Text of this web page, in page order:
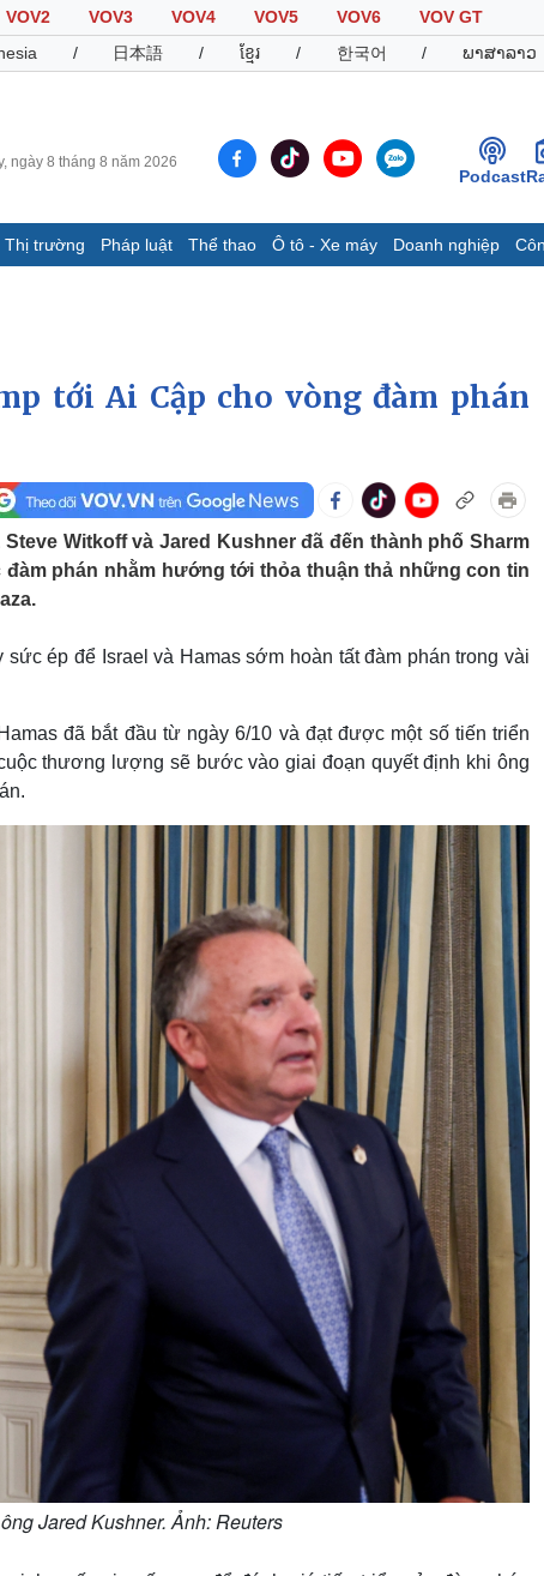
VOV2 VOV3 VOV4 VOV5 VOV6
VOV GT
/ 日本語 / ខ្មែរ / 한국어 / ພາສາລາວ
ngày 8 tháng 8 năm 2026
Podcast
Thị trường Pháp luật Thể thao Ô tô - Xe máy Doanh nghiệp
Infographic
thao
Lịch thi đấu bóng đá
Thế giới thể thao
eSports
Ô tô - Xe máy
Xe máy
Tư vấn
Doanh
Thông
Doanh
Doanh
Vì cộng
hóa
Văn học
Âm nhạc
Di sản
Giải trí
Thời trang
Sao Việt
Du lịch
Săn Tour
check-in
tới Ai Cập cho vòng đàm phán
Witkoff và Jared Kushner đã đến thành phố Sharm
đàm phán nhằm hướng tới thỏa thuận thả những con tin
ép để Israel và Hamas sớm hoàn tất đàm phán trong vài
đã bắt đầu từ ngày 6/10 và đạt được một số tiến triển
thương lượng sẽ bước vào giai đoạn quyết định khi ông
Jared Kushner. Ảnh: Reuters